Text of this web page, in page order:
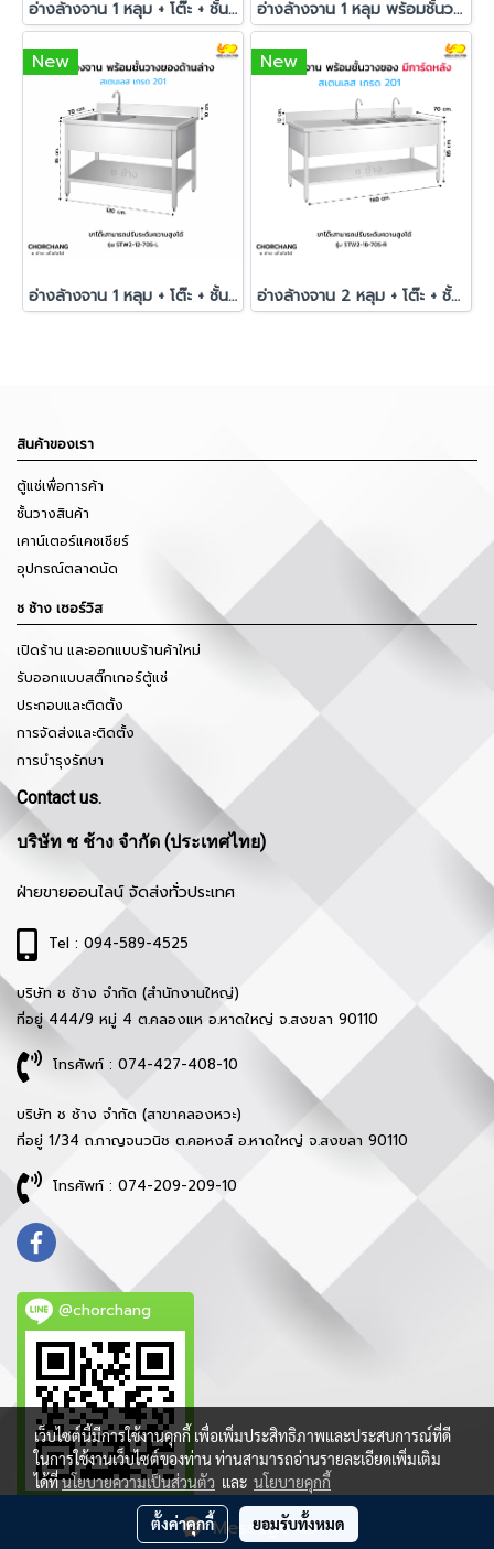
Message Us
อ่างล้างจาน 1 หลุม + โต๊ะ + ชั้นวางของด้านล่าง อ่างล้างจาน 1 หลุม พร้อมชั้นวางด้านล่าง
New
อ่างล้างจาน 1 หลุม + โต๊ะ + ชั้นวางของด้านล่าง
New
อ่างล้างจาน 2 หลุม + โต๊ะ + ชั้นวางของด้านล่าง
สินค้าของเรา
ตู้แช่เพื่อการค้า
ชั้นวางสินค้า
เคาน์เตอร์แคชเชียร์
อุปกรณ์ตลาดนัด
ช ช้าง เซอร์วิส
เปิดร้าน และออกแบบร้านค้าใหม่
รับออกแบบสติ๊กเกอร์ตู้แช่
ประกอบและติดตั้ง
การจัดส่งและติดตั้ง
การบำรุงรักษา
Contact us.
บริษัท ช ช้าง จำกัด (ประเทศไทย)
ฝ่ายขายออนไลน์ จัดส่งทั่วประเทศ
Tel : 094-589-4525
บริษัท ช ช้าง จำกัด (สำนักงานใหญ่)
ที่อยู่ 444/9 หมู่ 4 ต.คลองแห อ.หาดใหญ่ จ.สงขลา 90110
โทรศัพท์ : 074-427-408-10
บริษัท ช ช้าง จำกัด (สาขาคลองหวะ)
ที่อยู่ 1/34 ถ.กาญจนวนิช ต.คอหงส์ อ.หาดใหญ่ จ.สงขลา 90110
โทรศัพท์ : 074-209-209-10
@chorchang
เว็บไซต์นี้มีการใช้งานคุกกี้ เพื่อเพิ่มประสิทธิภาพและประสบการณ์ที่ดี
ในการใช้งานเว็บไซต์ของท่าน ท่านสามารถอ่านรายละเอียดเพิ่มเติม
ได้ที่นโยบายความเป็นส่วนตัว และ นโยบายคุกกี้
ตั้งค่าคุกกี้ ยอมรับทั้งหมด